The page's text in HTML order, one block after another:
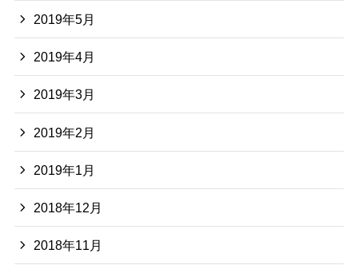
2019年5月
2019年4月
2019年3月
2019年2月
2019年1月
2018年12月
2018年11月